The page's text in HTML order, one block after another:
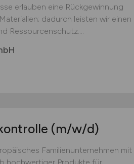
erlauben eine Rückgewinnung
dadurch leisten wir einen
Ressourcenschutz....
(m/w/d)
Familienunternehmen mit